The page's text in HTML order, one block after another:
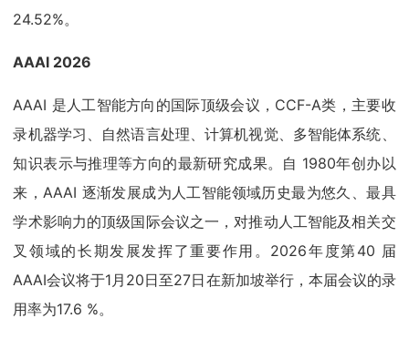
24.52%。
AAAI 2026
AAAI 是人工智能方向的国际顶级会议，CCF-A类，主要收
录机器学习、自然语言处理、计算机视觉、多智能体系统、
知识表示与推理等方向的最新研究成果。自 1980年创办以
来，AAAI 逐渐发展成为人工智能领域历史最为悠久、最具
学术影响力的顶级国际会议之一，对推动人工智能及相关交
叉领域的长期发展发挥了重要作用。2026年度第40 届
AAAI会议将于1月20日至27日在新加坡举行，本届会议的录
用率为17.6 %。